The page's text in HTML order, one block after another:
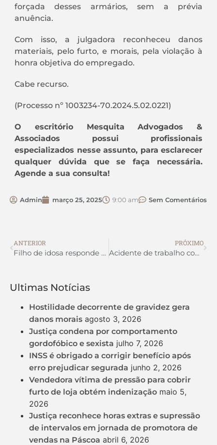
forçada desses armários, sem a prévia
anuência.
Com isso, a julgadora reconheceu danos
materiais, pelo furto, e morais, pela violação à
honra objetiva do empregado.
Cabe recurso.
(Processo nº 1003234-70.2024.5.02.0221)
O escritório Mesquita Advogados &
Associados possui profissionais
especializados nesse assunto, para esclarecer
qualquer dúvida que se faça necessária.
Agende a sua consulta!
Admin março 25, 2025 9:00 am Sem Comentários
ANTERIOR
Filho de idosa responde por direitos trabalhistas de cuidadora mesmo sem morar com a mãe
PRÓXIMO
Acidente de trabalho com material perfurocortante gera indenização por danos morais
Ultimas Notícias
Hostilidade decorrente de gravidez gera
danos morais agosto 3, 2026
Justiça condena por comportamento
gordofóbico e sexista julho 7, 2026
INSS é obrigado a corrigir benefício após
erro prejudicar segurada junho 2, 2026
Vendedora vítima de pressão para cobrir
furto de loja obtém indenização maio 5,
2026
Justiça reconhece horas extras e supressão
de intervalos em jornada de promotora de
vendas na Páscoa abril 6, 2026